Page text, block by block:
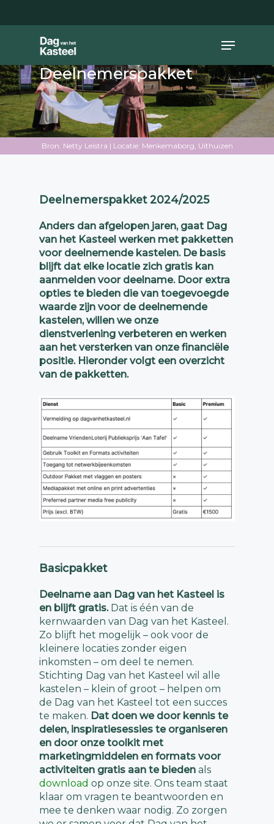
Menu
Deelnemerspakket
Bron: Netty Leistra | Locatie: Menkemaborg, Uithuizen
Deelnemerspakket 2024/2025
Anders dan afgelopen jaren, gaat Dag
van het Kasteel werken met pakketten
voor deelnemende kastelen. De basis
blijft dat elke locatie zich gratis kan
aanmelden voor deelname. Door extra
opties te bieden die van toegevoegde
waarde zijn voor de deelnemende
kastelen, willen we onze
dienstverlening verbeteren en werken
aan het versterken van onze financiële
positie. Hieronder volgt een overzicht
van de pakketten.
Basicpakket
Deelname aan Dag van het Kasteel is
en blijft gratis.Dat is één van de
kernwaarden van Dag van het Kasteel.
Zo blijft het mogelijk – ook voor de
kleinere locaties zonder eigen
inkomsten – om deel te nemen.
Stichting Dag van het Kasteel wil alle
kastelen – klein of groot – helpen om
de Dag van het Kasteel tot een succes
te maken. Dat doen we door kennis te
delen, inspiratiesessies te organiseren
en door onze toolkit met
marketingmiddelen en formats voor
activiteiten gratis aan te bieden als
download op onze site. Ons team staat
klaar om vragen te beantwoorden en
mee te denken waar nodig. Zo zorgen